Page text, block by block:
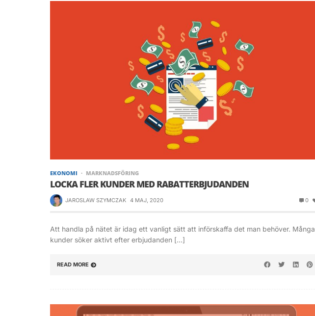
EKONOMI MARKNADSFÖRING
LOCKA FLER KUNDER MED RABATTERBJUDANDEN
JAROSLAW SZYMCZAK 4 MAJ, 2020 0
Att handla på nätet är idag ett vanligt sätt att införskaffa det man behöver. Många
kunder söker aktivt efter erbjudanden […]
READ MORE